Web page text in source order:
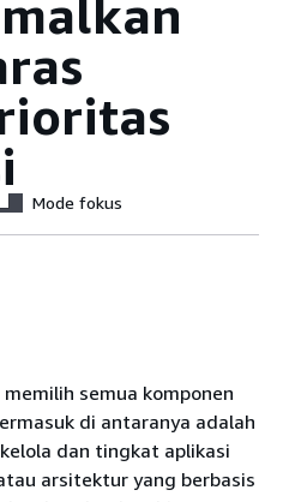
Mode fokus
semua komponen
di antaranya adalah
dan tingkat aplikasi
arsitektur yang berbasis